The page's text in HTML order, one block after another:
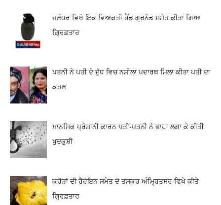
ਜਲੰਧਰ ਵਿਖੇ ਇਕ ਵਿਅਕਤੀ ਹੈਂਡ ਗ੍ਰਨੇਡ ਸਮੇਤ ਕੀਤਾ ਗਿਆ
ਗ੍ਰਿ਼ਫ਼ਤਾਰ
ਪਤਨੀ ਨੇ ਪਤੀ ਦੇ ਦੁੱਧ ਵਿਚ ਨਸ਼ੀਲਾ ਪਦਾਰਥ ਮਿਲਾ ਕੀਤਾ ਪਤੀ ਦਾ
ਕਤਲ
ਮਾਨਸਿਕ ਪ੍ਰੇਸ਼ਾਨੀ ਕਾਰਨ ਪਤੀ-ਪਤਨੀ ਨੇ ਫਾਹਾ ਲਗਾ ਕੇ ਕੀਤੀ
ਖੁਦਕੁਸ਼ੀ
ਕਰੋੜਾਂ ਦੀ ਹੈਰੋਇਨ ਸਮੇਤ ਦੋ ਤਸਕਰ ਅੰਮ੍ਰਿਤਸਰ ਵਿਖੇ ਕੀਤੇ
ਗ੍ਰਿਫ਼ਤਾਰ